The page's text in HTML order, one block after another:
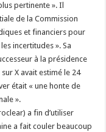
pertinente ». Il
de la Commission
et financiers pour
incertitudes ». Sa
à la présidence
X avait estimé le 24
était « une honte de
».
a fin d’utiliser
a fait couler beaucoup